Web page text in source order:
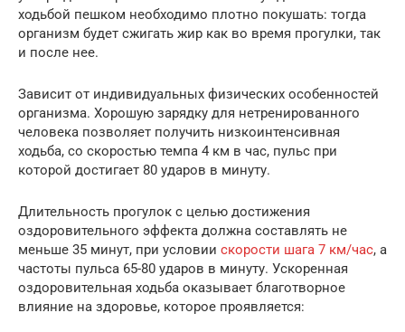
ходьбой пешком необходимо плотно покушать: тогда
организм будет сжигать жир как во время прогулки, так
и после нее.
Зависит от индивидуальных физических особенностей
организма. Хорошую зарядку для нетренированного
человека позволяет получить низкоинтенсивная
ходьба, со скоростью темпа 4 км в час, пульс при
которой достигает 80 ударов в минуту.
Длительность прогулок с целью достижения
оздоровительного эффекта должна составлять не
меньше 35 минут, при условии скорости шага 7 км/час, а
частоты пульса 65-80 ударов в минуту. Ускоренная
оздоровительная ходьба оказывает благотворное
влияние на здоровье, которое проявляется: